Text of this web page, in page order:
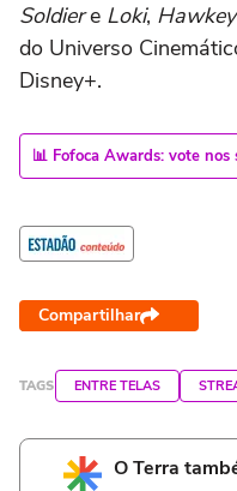
Soldiere Loki,
do Universo
Disney+.
📊 Fofoca Awards: vote nos
Compartilhar
TAGS ENTRE TELAS
O Terra